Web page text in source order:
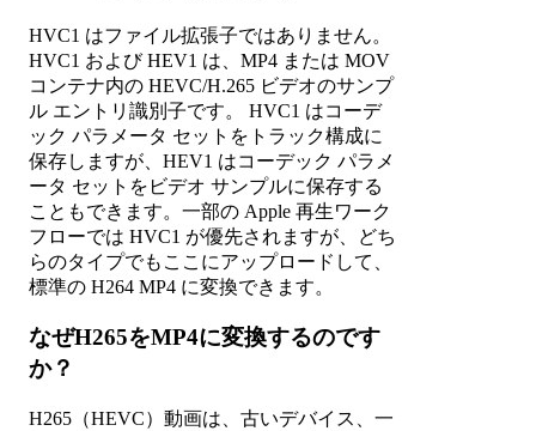
HVC1 はファイル拡張子ではありません。
HVC1 および HEV1 は、MP4 または MOV
コンテナ内の HEVC/H.265 ビデオのサンプ
ル エントリ識別子です。 HVC1 はコーデ
ック パラメータ セットをトラック構成に
保存しますが、HEV1 はコーデック パラメ
ータ セットをビデオ サンプルに保存する
こともできます。一部の Apple 再生ワーク
フローでは HVC1 が優先されますが、どち
らのタイプでもここにアップロードして、
標準の H264 MP4 に変換できます。
なぜH265をMP4に変換するのです
か？
H265（HEVC）動画は、古いデバイス、一